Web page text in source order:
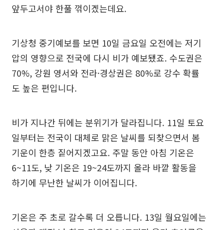
앞두고서야 한풀 꺾이겠는데요.
기상청 중기예보를 보면 10일 금요일 오전에는 저기
압의 영향으로 전국에 다시 비가 예보됐죠. 수도권은
70%, 강원 영서와 전라·경상권은 80%로 강수 확률
도 높은 편입니다.
비가 지나간 뒤에는 분위기가 달라집니다. 11일 토요
일부터는 전국이 대체로 맑은 날씨를 되찾으면서 봄
기운이 한층 짙어지겠고요. 주말 동안 아침 기온은
6~11도, 낮 기온은 19~24도까지 올라 바깥 활동을
하기에 무난한 날씨가 이어집니다.
기온은 주 초로 갈수록 더 오릅니다. 13일 월요일에는